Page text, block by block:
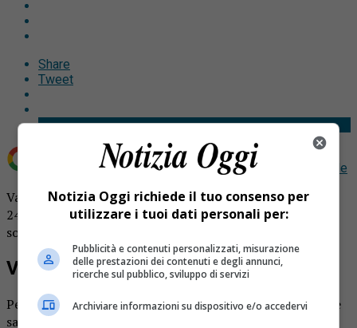
Share
Tweet
Aggiungi Notizia Oggi.it come Fonte preferita su Google
Valduggia aiuta le attività commerciali: a disposizione
24mila euro. C’è tempo sino a settembre per richiedere i
sostegni per le attività commerciali ed economiche.
Valduggia aiuta
Per Valduggia lo Stato ha stanziato 24.529 euro: le risorse
saranno distribuite in base agli interventi di
Notizia Oggi richiede il tuo consenso per
utilizzare i tuoi dati personali per:
Pubblicità e contenuti personalizzati, misurazione
delle prestazioni dei contenuti e degli annunci,
ricerche sul pubblico, sviluppo di servizi
Archiviare informazioni su dispositivo e/o accedervi